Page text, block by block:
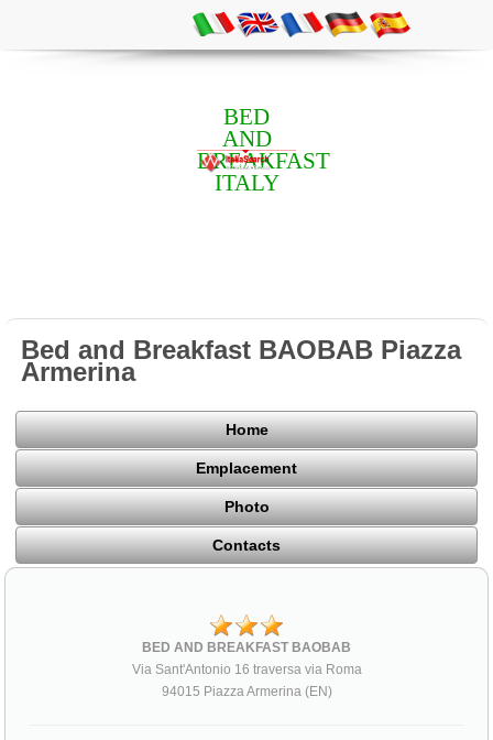
BED
AND
BREAKFAST
ITALY
Bed and Breakfast BAOBAB Piazza
Armerina
Home
Emplacement
Photo
Contacts
BED AND BREAKFAST BAOBAB
Via Sant'Antonio 16 traversa via Roma
94015 Piazza Armerina (EN)